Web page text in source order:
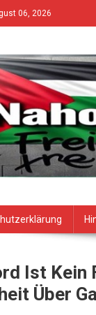
06, 2026
Ist Kein
Über